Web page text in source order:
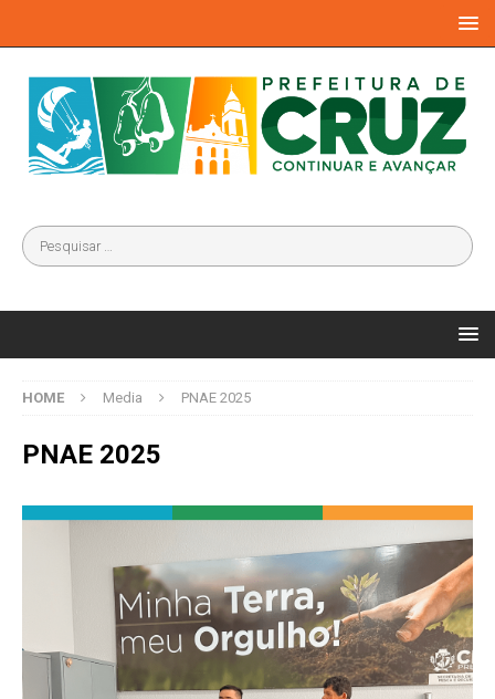
HOME Media PNAE 2025
PNAE 2025